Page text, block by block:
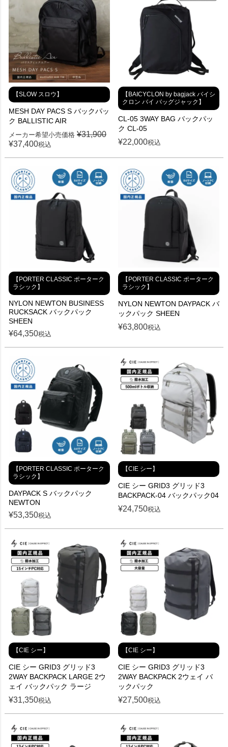
【SLOW スロウ】
MESH DAY PACS S バックパッ
ク BALLISTIC AIR
メーカー希望小売価格 ¥31,900
¥37,400税込
【BAICYCLON by bagjack バイシ
クロン バイ バッグジャック】
CL-05 3WAY BAG バックパッ
ク CL-05
¥22,000税込
【PORTER CLASSIC ポーターク
ラシック】
NYLON NEWTON BUSINESS
RUCKSACK バックパック
SHEEN
¥64,350税込
【PORTER CLASSIC ポーターク
ラシック】
NYLON NEWTON DAYPACK バ
ックパック SHEEN
¥63,800税込
【PORTER CLASSIC ポーターク
ラシック】
DAYPACK S バックパック
NEWTON
¥53,350税込
【CIE シー】
CIE シー GRID3 グリッド3
BACKPACK-04 バックパック04
¥24,750税込
【CIE シー】
CIE シー GRID3 グリッド3
2WAY BACKPACK LARGE 2ウ
ェイ バックパック ラージ
¥31,350税込
【CIE シー】
CIE シー GRID3 グリッド3
2WAY BACKPACK 2ウェイ バ
ックパック
¥27,500税込